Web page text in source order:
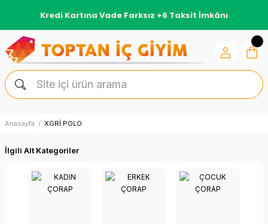
Kredi Kartına Vade Farksız +6 Taksit İmkânı
Anasayfa XGRİ POLO
İlgili Alt Kategoriler